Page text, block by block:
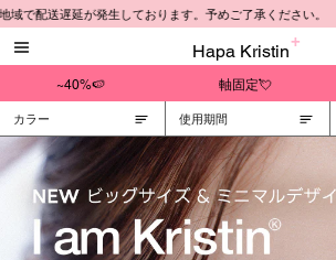
Hapa Kristin
~40%🍉 軸固定💘
送遅延が発生しております。予めご了承ください。
カラー 使用期間